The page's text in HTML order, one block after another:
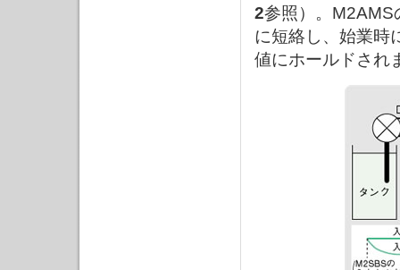
2参照）。M2AMS
に短絡し、始業時
値にホールドされ